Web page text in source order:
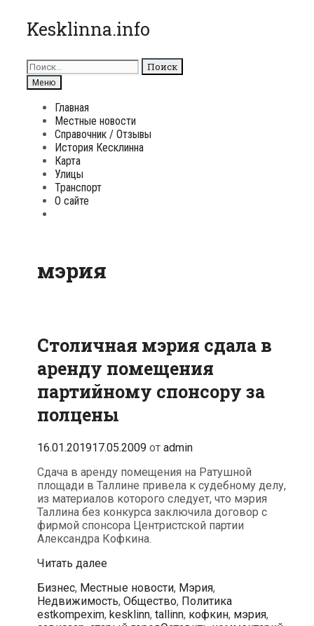
Перейти
к
Kesklinna.info
Поиск
для:
Поиск
Меню
Главная
Местные новости
Справочник / Отзывы
История Кесклинна
Карта
Улицы
Транспорт
О сайте
мэрия
Столичная мэрия сдала в
аренду помещения
партийному спонсору за
полцены
16.01.201917.05.2009 от admin
Сдача в аренду помещения на Ратушной
площади в Таллине привела к судебному делу,
из материалов которого следует, что мэрия
Таллина без конкурса заключила договор с
фирмой спонсора Центристской партии
Александра Кофкина.
Читать далееСтоличная
сдала
в
аренду
Рубрики
Бизнес, Местные новости, Мэрия,
Недвижимость, Общество, ПолитикаМетки
estkompexim, kesklinn, tallinn, кофкин, мэрия,